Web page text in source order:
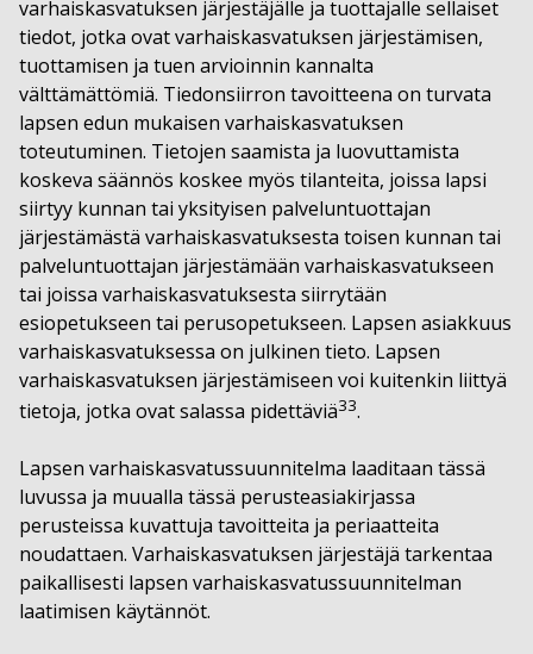
varhaiskasvatuksen järjestäjälle ja tuottajalle sellaiset
tiedot, jotka ovat varhaiskasvatuksen järjestämisen,
tuottamisen ja tuen arvioinnin kannalta
välttämättömiä. Tiedonsiirron tavoitteena on turvata
lapsen edun mukaisen varhaiskasvatuksen
toteutuminen. Tietojen saamista ja luovuttamista
koskeva säännös koskee myös tilanteita, joissa lapsi
siirtyy kunnan tai yksityisen palveluntuottajan
järjestämästä varhaiskasvatuksesta toisen kunnan tai
palveluntuottajan järjestämään varhaiskasvatukseen
tai joissa varhaiskasvatuksesta siirrytään
esiopetukseen tai perusopetukseen. Lapsen asiakkuus
varhaiskasvatuksessa on julkinen tieto. Lapsen
varhaiskasvatuksen järjestämiseen voi kuitenkin liittyä
tietoja, jotka ovat salassa pidettäviä33.
Lapsen varhaiskasvatussuunnitelma laaditaan tässä
luvussa ja muualla tässä perusteasiakirjassa
perusteissa kuvattuja tavoitteita ja periaatteita
noudattaen. Varhaiskasvatuksen järjestäjä tarkentaa
paikallisesti lapsen varhaiskasvatussuunnitelman
laatimisen käytännöt.